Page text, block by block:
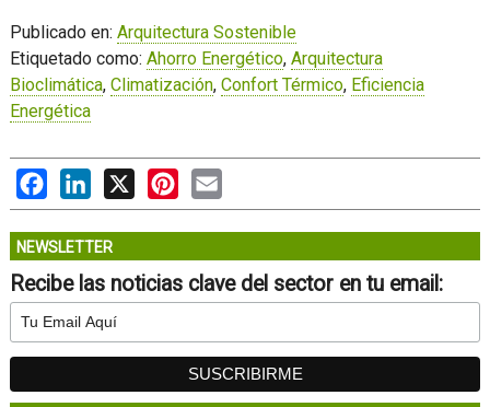
Publicado en: Arquitectura Sostenible
Etiquetado como: Ahorro Energético, Arquitectura
Bioclimática, Climatización, Confort Térmico, Eficiencia
Energética
FacebookLinkedIn
X PinterestEmail
NEWSLETTER
Recibe las noticias clave del sector en tu email: